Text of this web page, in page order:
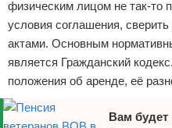
физическим лицом не так-то
условия соглашения,
актами. Основным
является Гражданский
положения об аренде, её
Вам будет